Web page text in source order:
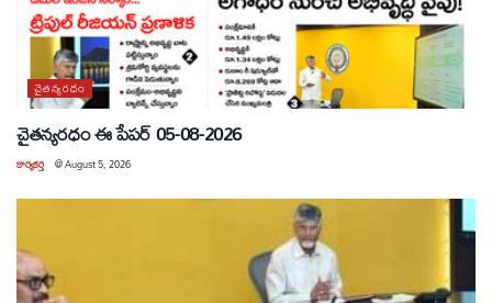
చైతన్యరధం
చైతన్యరధం ఈ పేపర్ 05-08-2026
కార్యకర్త @August 5, 2026